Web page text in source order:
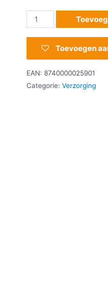
Toevoegen
EAN:8740000025901
Categorie:Verzorging